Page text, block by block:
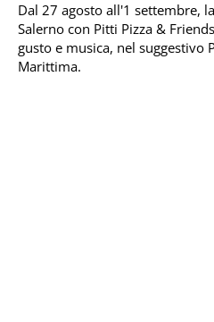
Dal 27 agosto all'1 settembre,
Salerno con Pitti Pizza &
gusto e musica, nel suggestivo
Marittima.